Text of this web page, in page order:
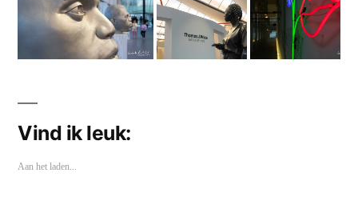
Vind ik leuk:
Aan het laden...